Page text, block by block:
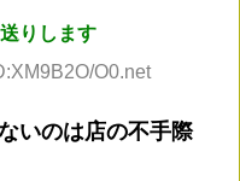
りします
O0.net
いのは店の不手際